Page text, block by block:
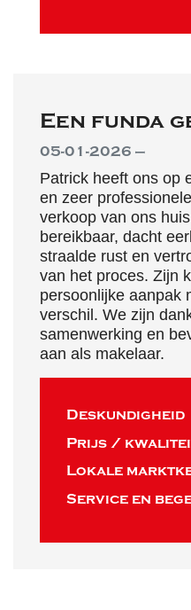
Een funda
05-01-2026 —
Patrick heeft ons op
en zeer
verkoop van ons
bereikbaar, dacht
straalde rust en
van het proces. Zijn
persoonlijke aanpak
verschil. We zijn
samenwerking en
aan als makelaar.
Deskundigheid
Prijs /
Lokale
Service en